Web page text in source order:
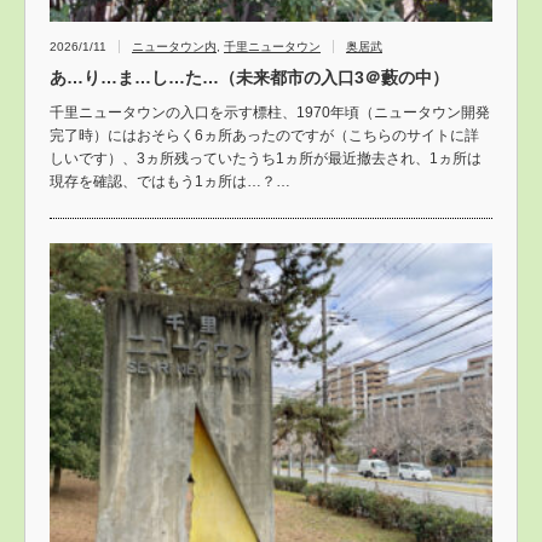
2026/1/11 ニュータウン内 千里ニュータウン 奥居武
あ…り…ま…し…た…（未来都市の入口3＠藪の中）
千里ニュータウンの入口を示す標柱、1970年頃（ニュータウン開発
完了時）にはおそらく6ヵ所あったのですが（こちらのサイトに詳
しいです）、3ヵ所残っていたうち1ヵ所が最近撤去され、1ヵ所は
現存を確認、ではもう1ヵ所は…？…